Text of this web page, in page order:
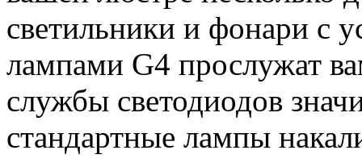
светильники и фонари с
лампами G4 прослужат
службы светодиодов
стандартные лампы